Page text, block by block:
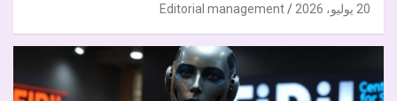
20 يوليو، 2026 Editorial management